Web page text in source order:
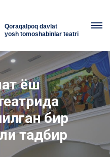
Qoraqalpoq davlat
yosh tomoshabinlar teatri
ёш
бир
тадбир